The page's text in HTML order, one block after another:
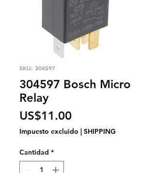
SKU: 304597
304597 Bosch Micro
Relay
US$11.00Precio
Impuesto excluido SHIPPING
Cantidad *